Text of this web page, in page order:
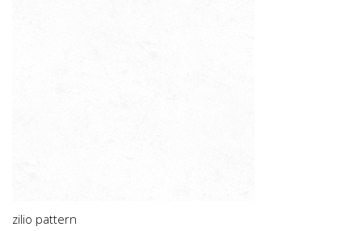
zilio pattern